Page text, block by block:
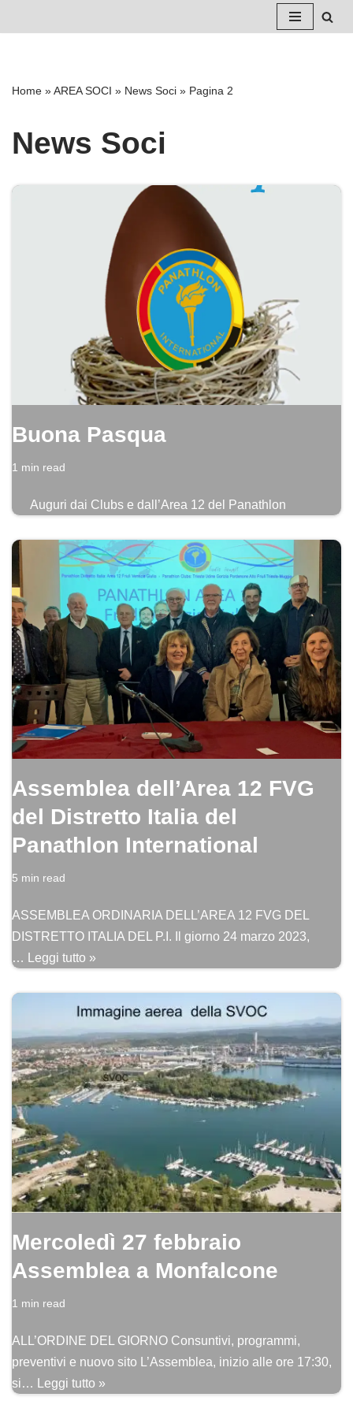
contenuto
Home »AREA SOCI » News Soci » Pagina 2
News Soci
Buona Pasqua
1 min read
Auguri dai Clubs e dall’Area 12 del Panathlon
Assemblea dell’Area 12 FVG
del Distretto Italia del
Panathlon International
5 min read
ASSEMBLEA ORDINARIA DELL’AREA 12 FVG DEL
DISTRETTO ITALIA DEL P.I. Il giorno 24 marzo 2023,
…
Leggi tutto »
Mercoledì 27 febbraio
Assemblea a Monfalcone
1 min read
ALL’ORDINE DEL GIORNO Consuntivi, programmi,
preventivi e nuovo sito L’Assemblea, inizio alle ore 17:30,
si…
Leggi tutto »